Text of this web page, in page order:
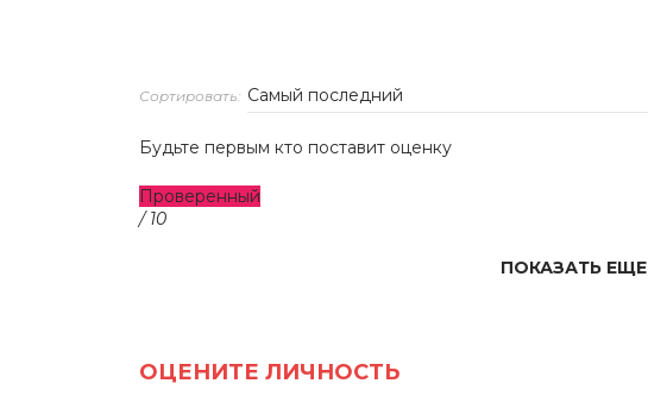
Сортировать:
Будьте первым кто поставит оценку
Проверенный
/ 10
ПОКАЗАТЬ ЕЩЕ
ОЦЕНИТЕ ЛИЧНОСТЬ